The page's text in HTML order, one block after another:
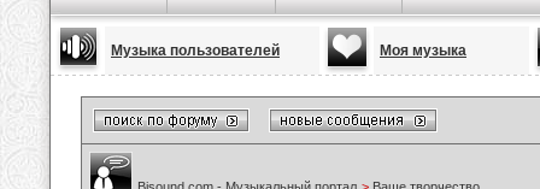
Музыка пользователей Моя музыка